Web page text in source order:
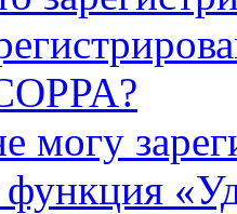
могу
функция